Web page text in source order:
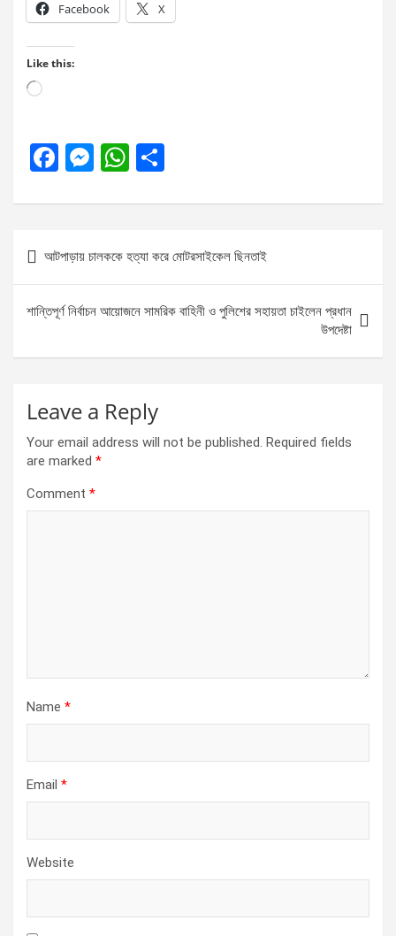
Facebook X
Like this:
Loading…
F
ce
b
o
o
k
M
se
g
er
W
at
A
p
ar
Post
navigation
আটপাড়ায় চালককে হত্যা করে মোটরসাইকেল ছিনতাই
শান্তিপূর্ণ নির্বাচন আয়োজনে সামরিক বাহিনী ও পুলিশের সহায়তা চাইলেন প্রধান
উপদেষ্টা
Leave a Reply
Your email address will not be published. Required fields
are marked *
Comment *
Name *
Email *
Website